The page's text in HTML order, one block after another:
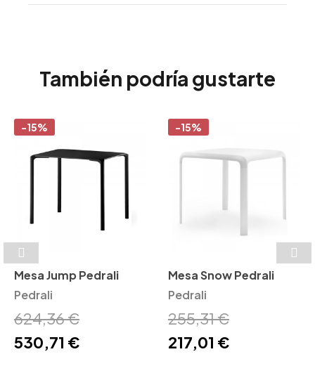
También podría gustarte
-15%
Mesa Jump Pedrali
Pedrali
624,36 €
530,71 €
-15%
Mesa Snow Pedrali
Pedrali
255,31 €
217,01 €